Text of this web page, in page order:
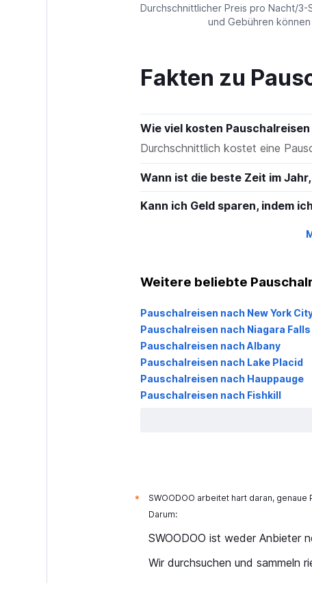
values.
Durchschnittlicher Preis pro Nacht/
und Gebühren
Fakten zu
Wie viel kosten
Durchschnittlich kostet eine
Wann ist die beste Zeit im
Kann ich Geld sparen, indem
Weitere beliebte
Pauschalreisen nach New York
Pauschalreisen nach Niagara Falls
Pauschalreisen nach Albany
Pauschalreisen nach Lake Placid
Pauschalreisen nach Hauppauge
Pauschalreisen nach Fishkill
* SWOODOO arbeitet hart daran,
Darum:
SWOODOO ist weder Anbieter
Wir durchsuchen und sammeln